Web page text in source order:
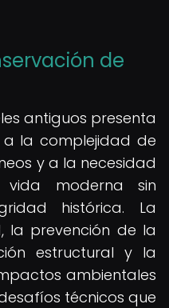
de
antiguos presenta
la complejidad de
y a la necesidad
moderna sin
histórica. La
la prevención de la
estructural y la
ambientales
técnicos que